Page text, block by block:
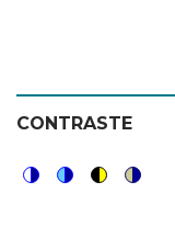
CONTRASTE